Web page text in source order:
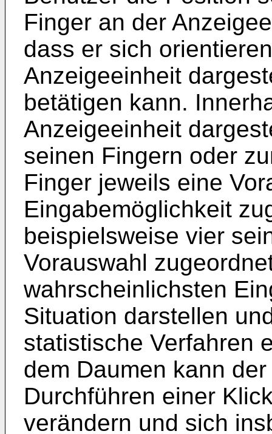
Finger an der
dass er sich
Anzeigeeinheit
betätigen kann.
Anzeigeeinheit
seinen Fingern oder
Finger jeweils eine
Eingabemöglichkeit
beispielsweise vier
Vorauswahl
wahrscheinlichsten
Situation darstellen
statistische Verfahren
dem Daumen kann
Durchführen einer
verändern und sich